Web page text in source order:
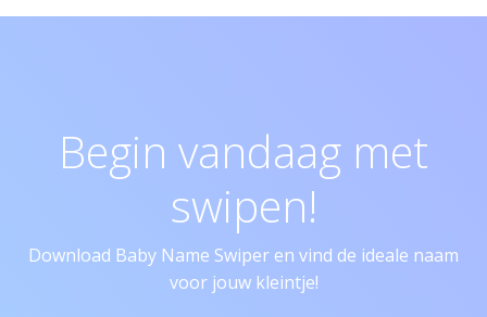
Begin vandaag met
swipen!
Download Baby Name Swiper en vind de ideale naam
voor jouw kleintje!